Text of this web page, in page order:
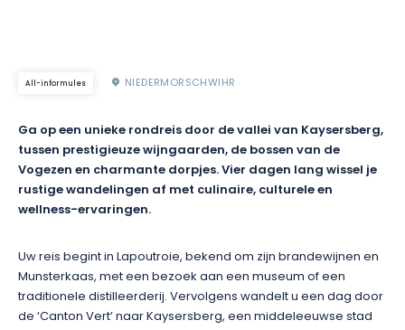
All-informules NIEDERMORSCHWIHR
Ga op een unieke rondreis door de vallei van Kaysersberg,
tussen prestigieuze wijngaarden, de bossen van de
Vogezen en charmante dorpjes. Vier dagen lang wissel je
rustige wandelingen af met culinaire, culturele en
wellness-ervaringen.
Uw reis begint in Lapoutroie, bekend om zijn brandewijnen en
Munsterkaas, met een bezoek aan een museum of een
traditionele distilleerderij. Vervolgens wandelt u een dag door
de ‘Canton Vert’ naar Kaysersberg, een middeleeuwse stad